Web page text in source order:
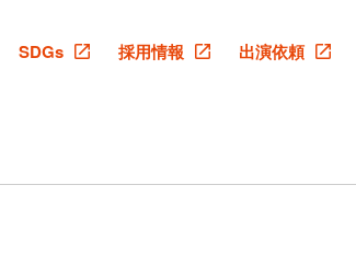
SDGs 採用情報 出演依頼